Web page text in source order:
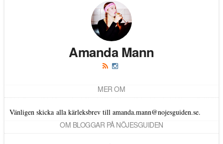
Amanda Mann
MER OM
Vänligen skicka alla kärleksbrev till amanda.mann@nojesguiden.se.
OM BLOGGAR PÅ NÖJESGUIDEN